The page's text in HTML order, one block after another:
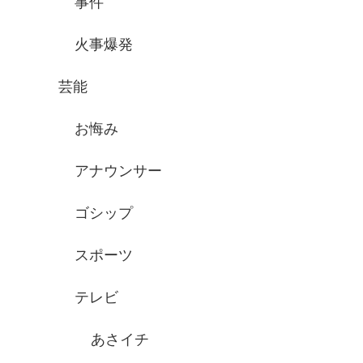
火事爆発
芸能
お悔み
アナウンサー
ゴシップ
スポーツ
テレビ
あさイチ